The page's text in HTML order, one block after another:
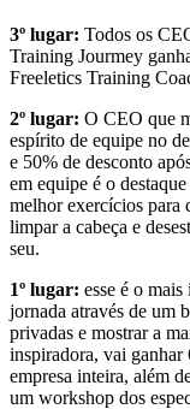
3º lugar: Todos os
Training Jourmey
Freeletics Training
2º lugar: O CEO que
espírito de equipe no
e 50% de desconto
em equipe é o
melhor exercícios para
limpar a cabeça e
seu.
1º lugar: esse é o
jornada através de um
privadas e mostrar a
inspiradora, vai ganhar
empresa inteira, além
um workshop dos